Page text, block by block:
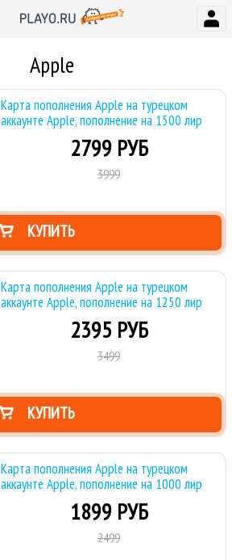
Apple
Карта пополнения Apple на турецком
аккаунте Apple, пополнение на 1500 лир
2799 РУБ
3999
КУПИТЬ
Карта пополнения Apple на турецком
аккаунте Apple, пополнение на 1250 лир
2395 РУБ
3499
КУПИТЬ
Карта пополнения Apple на турецком
аккаунте Apple, пополнение на 1000 лир
1899 РУБ
2499